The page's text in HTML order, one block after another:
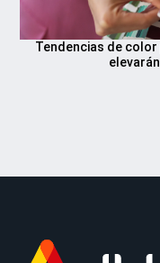
Tendencias de